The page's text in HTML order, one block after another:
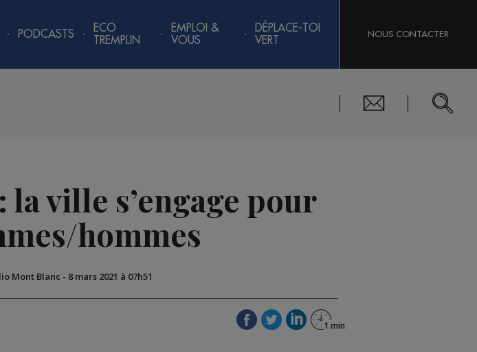
PODCASTS
ECO
TREMPLIN
EMPLOI &
VOUS
DÉPLACE-TOI
VERT
NOUS CONTACTER
ville s’engage pour
hommes
Mont Blanc - 8 mars 2021 à 07h51